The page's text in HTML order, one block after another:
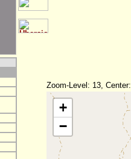
Zoom-Level: 13,
+
−